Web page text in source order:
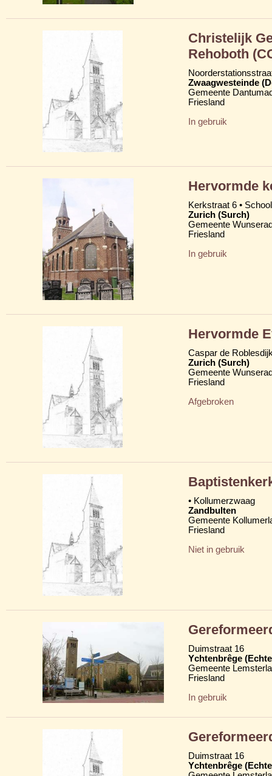
Christelijk
Rehoboth
Zwaagwesteinde
Gemeente
Friesland
In gebruik
Hervormde
Kerkstraat 6 •
Zurich (Surch)
Gemeente
Friesland
In gebruik
Hervormde
Caspar de
Zurich (Surch)
Gemeente
Friesland
Afgebroken
• Kollumerzwaag
Zandbulten
Gemeente
Friesland
Niet in gebruik
Duimstraat 16
Ychtenbrêge
Gemeente
Friesland
In gebruik
Duimstraat 16
Ychtenbrêge